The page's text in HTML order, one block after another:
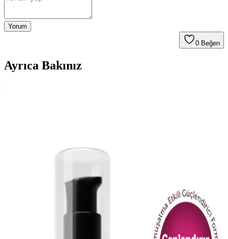
Yorum
0 Beğen
Ayrıca Bakınız
tipleriyle uyum sağlar, saç derisini rahatlatır ve günlük bakımda
pratik kullanım sunar.
Color Naturel 5.5 Koyu Akaju Saç Boyası Türkiye
Üretimi Kalıcı ve Doğal Tonlar
Color Naturel 5.5 Koyu Akaju, Türkiye üretimi, kalıcı ve yüksek
kapama özelliğiyle öne çıkan krem formunda saç boyasıdır. Doğal
içerikleriyle saçlara parlaklık ve sağlık kazandırır.